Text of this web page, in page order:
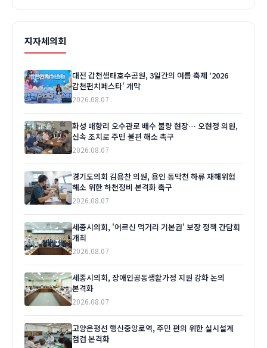
지자체의회
대전 갑천생태호수공원, 3일간의 여름 축제 '2026
갑천펀치페스타' 개막
2026.08.07
화성 매향리 오수관로 배수 불량 현장… 오현정 의원,
신속 조치로 주민 불편 해소 촉구
2026.08.07
경기도의회 김용찬 의원, 용인 동막천 하류 재해위험
해소 위한 하천정비 본격화 촉구
2026.08.07
세종시의회, '어르신 먹거리 기본권' 보장 정책 간담회
개최
2026.08.07
세종시의회, 장애인공동생활가정 지원 강화 논의
본격화
2026.08.07
고양은평선 행신중앙로역, 주민 편의 위한 실시설계
점검 본격화